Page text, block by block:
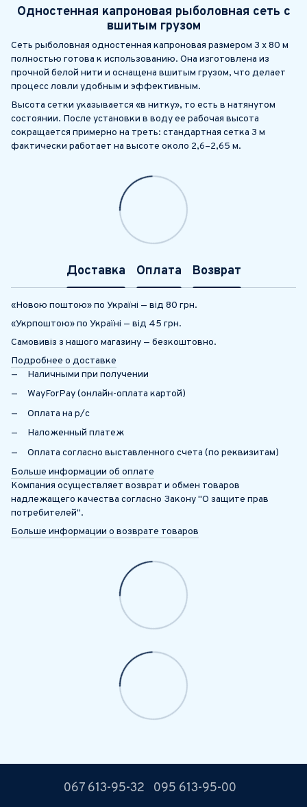
Одностенная капроновая рыболовная сеть с
вшитым грузом
Сеть рыболовная одностенная капроновая размером 3 х 80 м
полностью готова к использованию. Она изготовлена из
прочной белой нити и оснащена вшитым грузом, что делает
процесс ловли удобным и эффективным.
Высота сетки указывается «в нитку», то есть в натянутом
состоянии. После установки в воду ее рабочая высота
сокращается примерно на треть: стандартная сетка 3 м
фактически работает на высоте около 2,6–2,65 м.
Доставка Оплата Возврат
«Новою поштою» по Україні — від 80 грн.
«Укрпоштою» по Україні — від 45 грн.
Самовивіз з нашого магазину — безкоштовно.
Подробнее о доставке
Наличными при получении
WayForPay (онлайн-оплата картой)
Оплата на р/с
Наложенный платеж
Оплата согласно выставленного счета (по реквизитам)
Больше информации об оплате
Компания осуществляет возврат и обмен товаров
надлежащего качества согласно Закону "О защите прав
потребителей".
Больше информации о возврате товаров
067 613-95-32 095 613-95-00